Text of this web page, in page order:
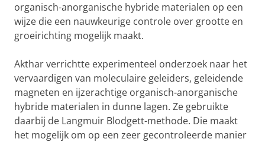
organisch-anorganische hybride materialen op een
wijze die een nauwkeurige controle over grootte en
groeirichting mogelijk maakt.
Akthar verrichtte experimenteel onderzoek naar het
vervaardigen van moleculaire geleiders, geleidende
magneten en ijzerachtige organisch-anorganische
hybride materialen in dunne lagen. Ze gebruikte
daarbij de Langmuir Blodgett-methode. Die maakt
het mogelijk om op een zeer gecontroleerde manier